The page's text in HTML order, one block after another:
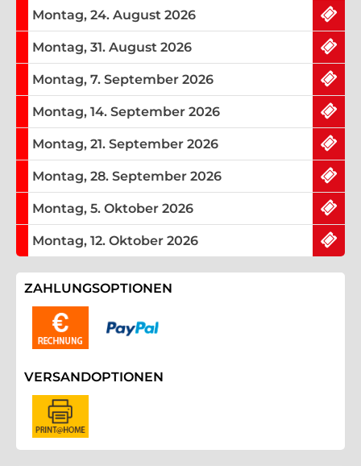
keine Tickets mehr am
Montag, 24. August 2026
keine Tickets mehr am
Montag, 31. August 2026
keine Tickets mehr am
Montag, 7. September 2026
keine Tickets mehr am
Montag, 14. September 2026
keine Tickets mehr am
Montag, 21. September 2026
keine Tickets mehr am
Montag, 28. September 2026
keine Tickets mehr am
Montag, 5. Oktober 2026
keine Tickets mehr am
Montag, 12. Oktober 2026
ZAHLUNGSOPTIONEN
VERSANDOPTIONEN